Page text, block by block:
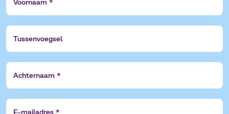
Tussenvoegsel
Achternaam
E-
mailadres